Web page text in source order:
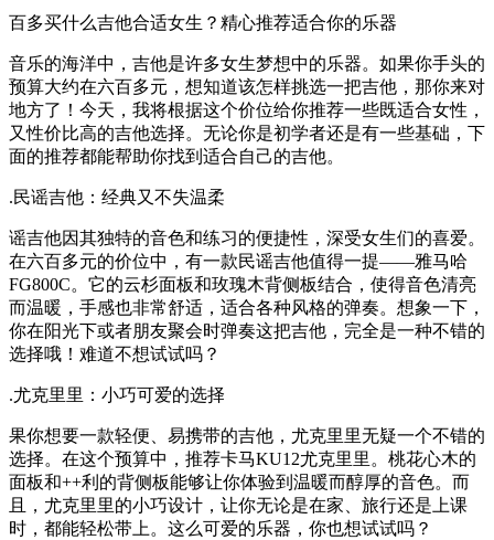
百多买什么吉他合适女生？精心推荐适合你的乐器
音乐的海洋中，吉他是许多女生梦想中的乐器。如果你手头的
预算大约在六百多元，想知道该怎样挑选一把吉他，那你来对
地方了！今天，我将根据这个价位给你推荐一些既适合女性，
又性价比高的吉他选择。无论你是初学者还是有一些基础，下
面的推荐都能帮助你找到适合自己的吉他。
.民谣吉他：经典又不失温柔
谣吉他因其独特的音色和练习的便捷性，深受女生们的喜爱。
在六百多元的价位中，有一款民谣吉他值得一提——雅马哈
FG800C。它的云杉面板和玫瑰木背侧板结合，使得音色清亮
而温暖，手感也非常舒适，适合各种风格的弹奏。想象一下，
你在阳光下或者朋友聚会时弹奏这把吉他，完全是一种不错的
选择哦！难道不想试试吗？
.尤克里里：小巧可爱的选择
果你想要一款轻便、易携带的吉他，尤克里里无疑一个不错的
选择。在这个预算中，推荐卡马KU12尤克里里。桃花心木的
面板和++利的背侧板能够让你体验到温暖而醇厚的音色。而
且，尤克里里的小巧设计，让你无论是在家、旅行还是上课
时，都能轻松带上。这么可爱的乐器，你也想试试吗？